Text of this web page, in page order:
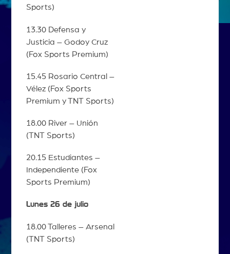
Sports)
13.30 Defensa y
Justicia – Godoy Cruz
(Fox Sports Premium)
15.45 Rosario Central –
Vélez (Fox Sports
Premium y TNT Sports)
18.00 River – Unión
(TNT Sports)
20.15 Estudiantes –
Independiente (Fox
Sports Premium)
Lunes 26 de julio
18.00 Talleres – Arsenal
(TNT Sports)